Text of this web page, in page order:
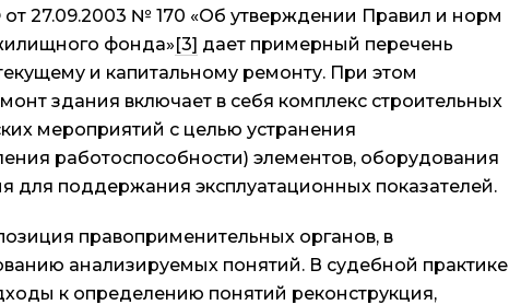
27.09.2003 № 170 «Об утверждении Правил и норм
фонда»[3] дает примерный перечень
и капитальному ремонту. При этом
здания включает в себя комплекс строительных
мероприятий с целью устранения
работоспособности) элементов, оборудования
для поддержания эксплуатационных показателей.
правоприменительных органов, в
анализируемых понятий. В судебной практике
к определению понятий реконструкция,